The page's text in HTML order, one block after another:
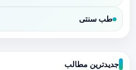
طب سنتی
جدیدترین مطالب